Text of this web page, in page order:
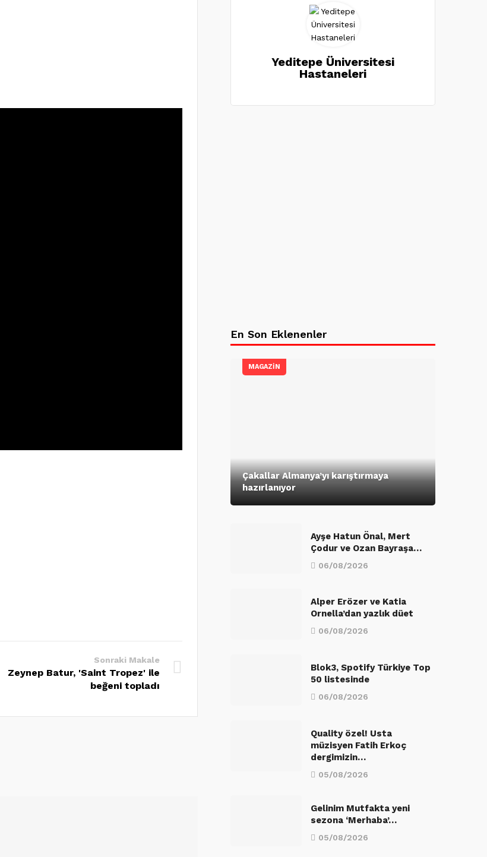
Sonraki Makale
Zeynep Batur, 'Saint Tropez' ile
beğeni topladı
Yeditepe Üniversitesi
Hastaneleri
En Son Eklenenler
MAGAZİN
Çakallar Almanya’yı karıştırmaya
hazırlanıyor
Ayşe Hatun Önal, Mert
Çodur ve Ozan Bayraşa…
06/08/2026
Alper Erözer ve Katia
Ornella’dan yazlık düet
06/08/2026
Blok3, Spotify Türkiye Top
50 listesinde
06/08/2026
Quality özel! Usta
müzisyen Fatih Erkoç
dergimizin…
05/08/2026
Gelinim Mutfakta yeni
sezona ‘Merhaba’…
05/08/2026